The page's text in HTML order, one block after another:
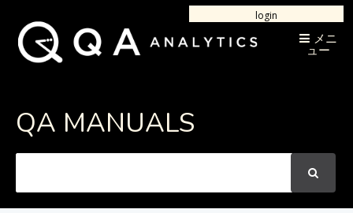
login
メニ
ュー
QA MANUALS